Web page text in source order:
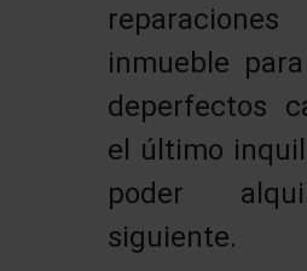
inmueble
deperfectos
el último
poder
siguiente.